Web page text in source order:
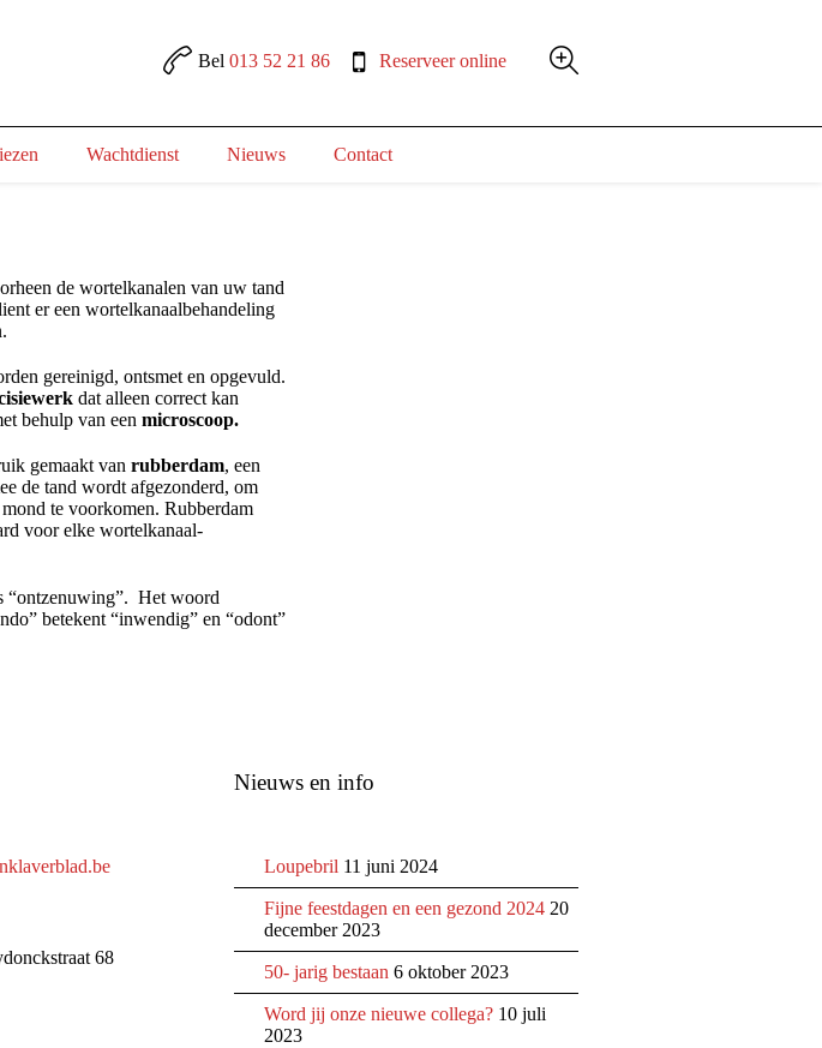
Bel 013 52 21 86 Reserveer online
Wachtdienst Nieuws Contact
de wortelkanalen van uw tand
er een wortelkanaalbehandeling
gereinigd, ontsmet en opgevuld.
dat alleen correct kan
behulp van eenmicroscoop.
gemaakt vanrubberdam, een
de tand wordt afgezonderd, om
te voorkomen. Rubberdam
voor elke wortelkanaal-
“ontzenuwing”. Het woord
betekent “inwendig” en “odont”
68
Nieuws en info
Loupebril 11 juni 2024
Fijne feestdagen en een gezond 2024 20
december 2023
50- jarig bestaan 6 oktober 2023
Word jij onze nieuwe collega? 10 juli
2023